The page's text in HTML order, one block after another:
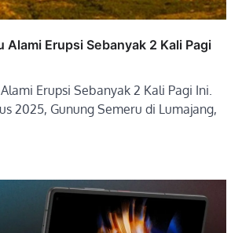
Alami Erupsi Sebanyak 2 Kali Pagi
Erupsi Sebanyak 2 Kali Pagi Ini.
2025, Gunung Semeru di Lumajang,